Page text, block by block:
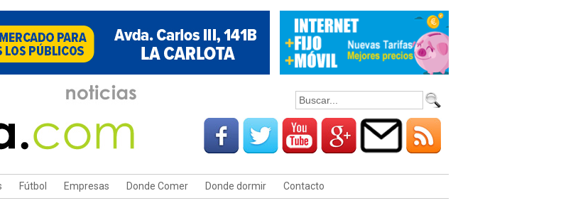
Fútbol Empresas Donde Comer Donde dormir Contacto